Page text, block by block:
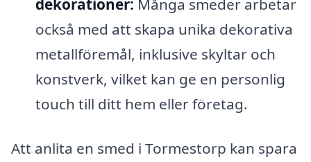
dekorationer: Många smeder arbetar
också med att skapa unika dekorativa
metallföremål, inklusive skyltar och
konstverk, vilket kan ge en personlig
touch till ditt hem eller företag.
Att anlita en smed i Tormestorp kan spara